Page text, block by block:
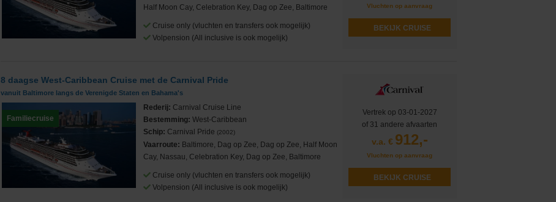
Half Moon Cay, Celebration Key, Dag op Zee, Baltimore
Cruise only (vluchten en transfers ook mogelijk)
Volpension (All inclusive is ook mogelijk)
Vluchten op aanvraag
BEKIJK CRUISE
8 daagse West-Caribbean Cruise met de Carnival Pride
vanuit Baltimore langs de Verenigde Staten en Bahama's
Familiecruise
Rederij: Carnival Cruise Line
Bestemming:West-Caribbean
Schip: Carnival Pride (2002)
Vaarroute: Baltimore, Dag op Zee, Dag op Zee, Half Moon
Cay, Nassau, Celebration Key, Dag op Zee, Baltimore
Cruise only (vluchten en transfers ook mogelijk)
Volpension (All inclusive is ook mogelijk)
Vertrek op 03-01-2027
of 31 andere afvaarten
v.a. € 912,-
Vluchten op aanvraag
BEKIJK CRUISE